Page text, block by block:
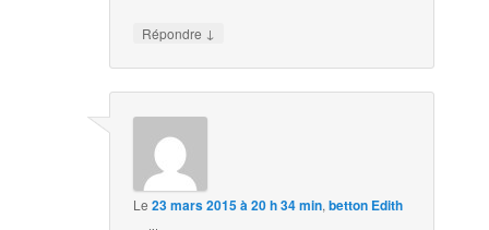
Répondre ↓
Le23 mars 2015 à 20 h 34 min,betton Edith